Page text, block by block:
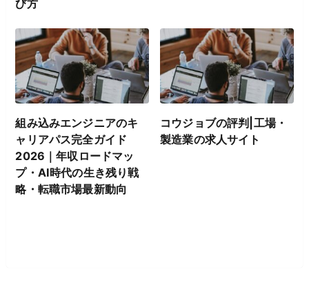
び方
組み込みエンジニアのキ
ャリアパス完全ガイド
2026｜年収ロードマッ
プ・AI時代の生き残り戦
略・転職市場最新動向
コウジョブの評判|工場・
製造業の求人サイト